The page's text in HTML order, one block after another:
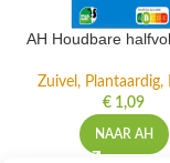
AH Houdbare
Zuivel, Plantaardig,
€ 1,09
NAAR AH